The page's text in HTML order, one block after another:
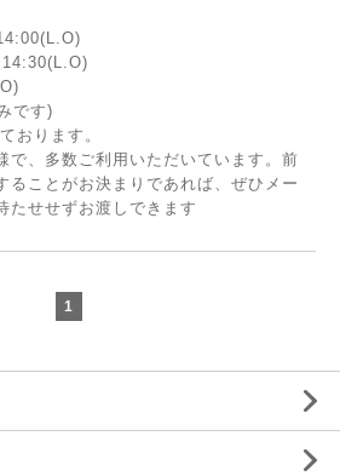
です)
おります。
で、多数ご利用いただいています。前
ることがお決まりであれば、ぜひメー
たせせずお渡しできます
1